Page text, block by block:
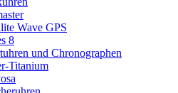
Wave GPS
8
und Chronographen
Titanium